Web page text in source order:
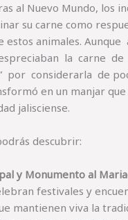
al Nuevo Mundo, los
su carne como
estos animales.
la carne de
por considerarla de
en un manjar que
jalisciense.
descubrir:
y Monumento al
festivales y
mantienen viva la